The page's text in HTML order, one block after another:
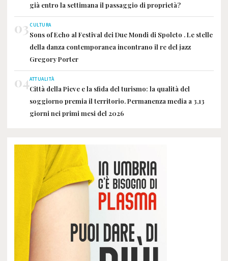
già entro la settimana il passaggio di proprietà?
03CULTURA
Sons of Echo al Festival dei Due Mondi di Spoleto . Le stelle
della danza contemporanea incontrano il re del jazz
Gregory Porter
04ATTUALITÀ
Città della Pieve e la sfida del turismo: la qualità del
soggiorno premia il territorio. Permanenza media a 3,13
giorni nei primi mesi del 2026